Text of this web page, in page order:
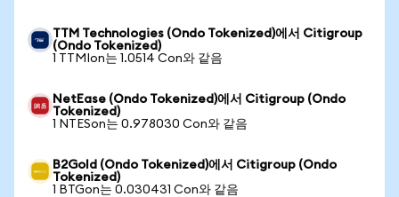
TTM Technologies (Ondo Tokenized)에서 Citigroup
(Ondo Tokenized)
1 TTMIon는 1.0514 Con와 같음
NetEase (Ondo Tokenized)에서 Citigroup (Ondo
Tokenized)
1 NTESon는 0.978030 Con와 같음
B2Gold (Ondo Tokenized)에서 Citigroup (Ondo
Tokenized)
1 BTGon는 0.030431 Con와 같음